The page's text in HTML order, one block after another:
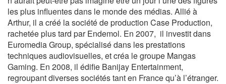
les plus influentes dans le monde des médias. Allié à
Arthur, il a créé la société de production Case Production,
rachetée plus tard par Endemol. En 2007, il investit dans
Euromedia Group, spécialisé dans les prestations
techniques audiovisuelles, et créa le groupe Mangas
Gaming. En 2008, il édifie Banijay Entertainment,
regroupant diverses sociétés tant en France qu’à l’étranger.